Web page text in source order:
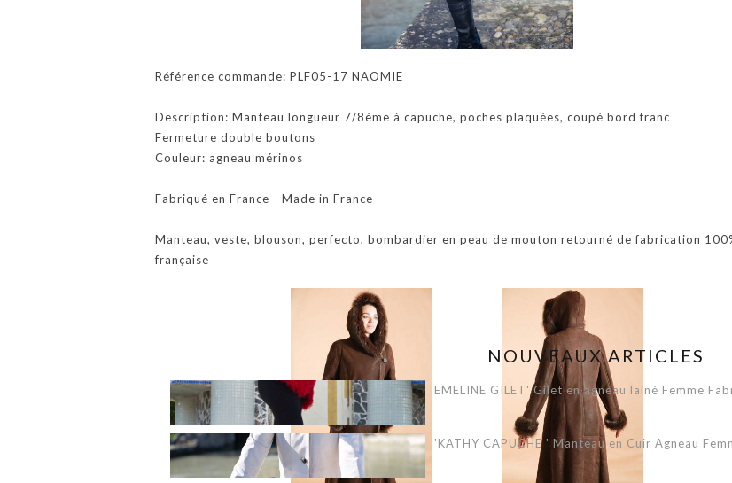
Référence commande: PLF05-17 NAOMIE
Description: Manteau longueur 7/8ème à capuche, poches plaquées, coupé bord franc
Fermeture double boutons
Couleur: agneau mérinos
Fabriqué en France - Made in France
Manteau, veste, blouson, perfecto, bombardier en peau de mouton retourné de fabrication
française
NOUVEAUX ARTICLES
EMELINE GILET' Gilet en agneau lainé Femme
'KATHY CAPUCHE ' Manteau en Cuir Agneau